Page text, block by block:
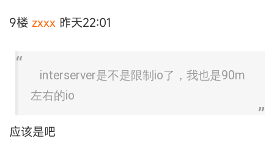
9楼 zxxx 昨天22:01
interserver是不是限制io了，我也是90m
左右的io
应该是吧